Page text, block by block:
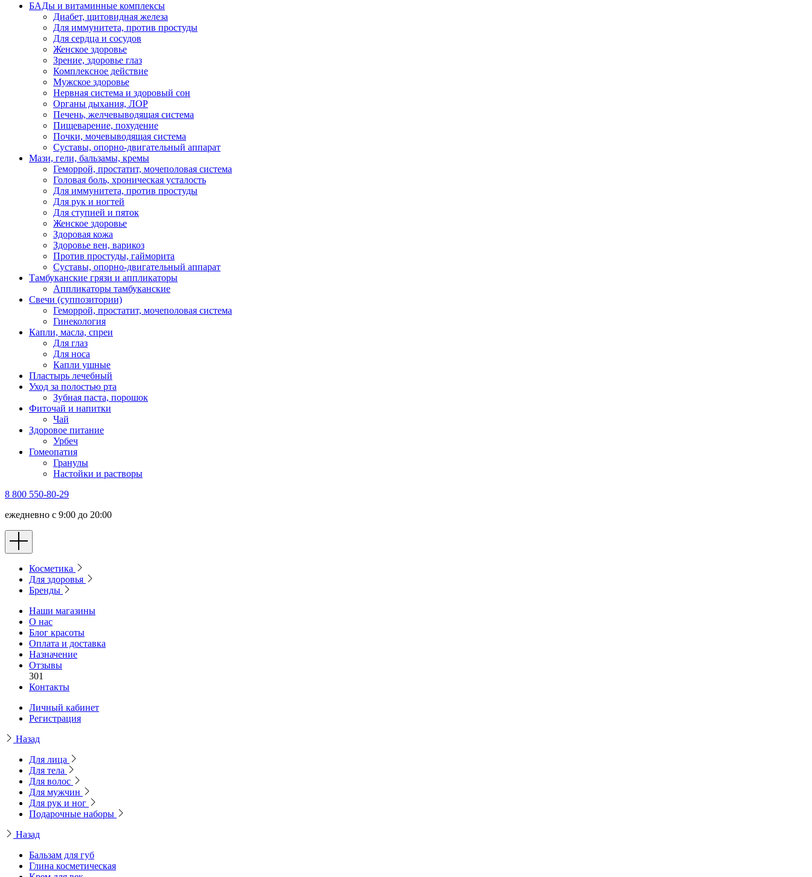
БАДы и витаминные комплексы
Диабет, щитовидная железа
Для иммунитета, против простуды
Для сердца и сосудов
Женское здоровье
Зрение, здоровье глаз
Комплексное действие
Мужское здоровье
Нервная система и здоровый сон
Органы дыхания, ЛОР
Печень, желчевыводящая система
Пищеварение, похудение
Почки, мочевыводящая система
Суставы, опорно-двигательный аппарат
Мази, гели, бальзамы, кремы
Геморрой, простатит, мочеполовая система
Головая боль, хроническая усталость
Для иммунитета, против простуды
Для рук и ногтей
Для ступней и пяток
Женское здоровье
Здоровая кожа
Здоровье вен, варикоз
Против простуды, гайморита
Суставы, опорно-двигательный аппарат
Тамбуканские грязи и аппликаторы
Аппликаторы тамбуканские
Свечи (суппозитории)
Геморрой, простатит, мочеполовая система
Гинекология
Капли, масла, спреи
Для глаз
Для носа
Капли ушные
Пластырь лечебный
Уход за полостью рта
Зубная паста, порошок
Фиточай и напитки
Чай
Здоровое питание
Урбеч
Гомеопатия
Гранулы
Настойки и растворы
8 800 550-80-29
ежедневно с 9:00 до 20:00
Косметика
Для здоровья
Бренды
Наши магазины
О нас
Блог красоты
Оплата и доставка
Назначение
Отзывы
301
Контакты
Личный кабинет
Регистрация
Назад
Для лица
Для тела
Для волос
Для мужчин
Для рук и ног
Подарочные наборы
Назад
Бальзам для губ
Глина косметическая